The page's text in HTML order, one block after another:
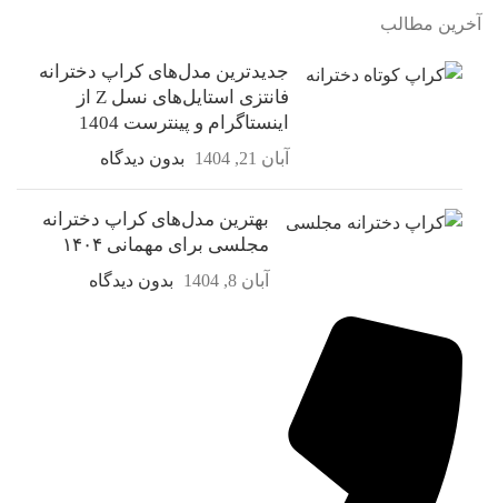
آخرین مطالب
جدیدترین مدل‌های کراپ دخترانه
فانتزی استایل‌های نسل Z از
اینستاگرام و پینترست 1404
آبان 21, 1404 بدون دیدگاه
بهترین مدل‌های کراپ دخترانه
مجلسی برای مهمانی ۱۴۰۴
آبان 8, 1404 بدون دیدگاه